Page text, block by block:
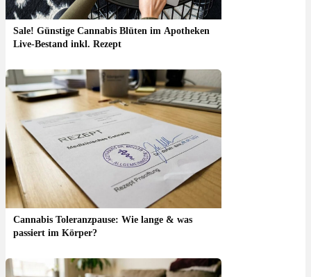
Sale! Günstige Cannabis Blüten im Apotheken
Live-Bestand inkl. Rezept
Cannabis Toleranzpause: Wie lange & was
passiert im Körper?